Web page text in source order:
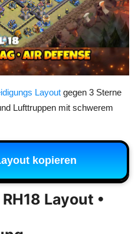
Layout gegen 3 Sterne
Lufttruppen mit schwerem
kopieren
Layout •